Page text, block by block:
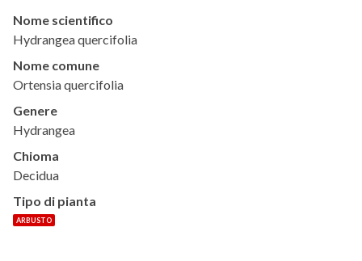
Nome scientifico
Hydrangea quercifolia
Nome comune
Ortensia quercifolia
Genere
Hydrangea
Chioma
Decidua
Tipo di pianta
ARBUSTO